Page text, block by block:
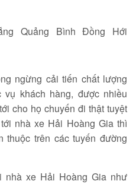
ngừng cải tiến chất lượng
khách hàng, được nhiều
cho họ chuyến đi thật tuyệt
nhà xe Hải Hoàng Gia thì
thuộc trên các tuyến đường
nhà xe Hải Hoàng Gia như